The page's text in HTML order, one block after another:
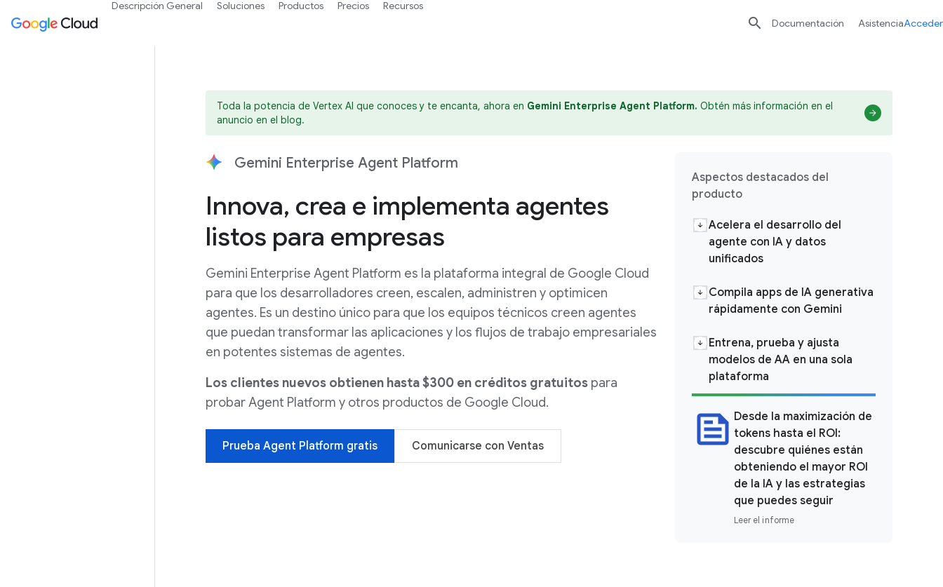
Toda la potencia de Vertex AI que conoces y te encanta, ahora en Gemini Enterprise Agent Platform. Obtén más información en el
anuncio en el blog.
Gemini Enterprise Agent Platform
Innova, crea e implementa agentes
listos para empresas
Gemini Enterprise Agent Platform es la plataforma integral de Google Cloud
para que los desarrolladores creen, escalen, administren y optimicen
agentes. Es un destino único para que los equipos técnicos creen agentes
que puedan transformar las aplicaciones y los flujos de trabajo empresariales
en potentes sistemas de agentes.
Los clientes nuevos obtienen hasta $300 en créditos gratuitos para
probar Agent Platform y otros productos de Google Cloud.
Prueba Agent Platform gratis Comunicarse con Ventas
Aspectos destacados del
producto
Acelera el desarrollo del
agente con IA y datos
unificados
Compila apps de IA generativa
rápidamente con Gemini
Entrena, prueba y ajusta
modelos de AA en una sola
plataforma
Desde la maximización de
tokens hasta el ROI:
descubre quiénes están
obteniendo el mayor ROI
de la IA y las estrategias
que puedes seguir
Leer el informe
Descripción General Soluciones Productos Precios Recursos
 Documentación AsistenciaAcceder